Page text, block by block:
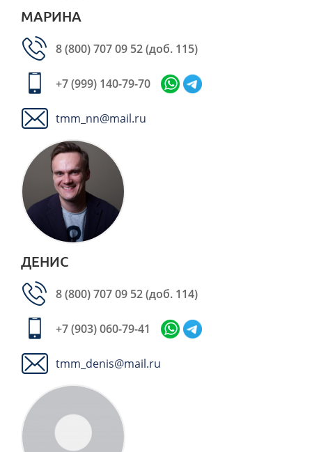
МАРИНА
8 (800) 707 09 52(доб. 115)
+7 (999) 140-79-70
tmm_nn@mail.ru
ДЕНИС
8 (800) 707 09 52(доб. 114)
+7 (903) 060-79-41
tmm_denis@mail.ru